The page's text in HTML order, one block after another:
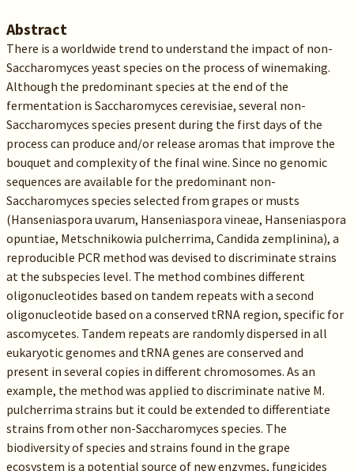
Abstract
There is a worldwide trend to understand the impact of non-
Saccharomyces yeast species on the process of winemaking.
Although the predominant species at the end of the
fermentation is Saccharomyces cerevisiae, several non-
Saccharomyces species present during the first days of the
process can produce and/or release aromas that improve the
bouquet and complexity of the final wine. Since no genomic
sequences are available for the predominant non-
Saccharomyces species selected from grapes or musts
(Hanseniaspora uvarum, Hanseniaspora vineae, Hanseniaspora
opuntiae, Metschnikowia pulcherrima, Candida zemplinina), a
reproducible PCR method was devised to discriminate strains
at the subspecies level. The method combines different
oligonucleotides based on tandem repeats with a second
oligonucleotide based on a conserved tRNA region, specific for
ascomycetes. Tandem repeats are randomly dispersed in all
eukaryotic genomes and tRNA genes are conserved and
present in several copies in different chromosomes. As an
example, the method was applied to discriminate native M.
pulcherrima strains but it could be extended to differentiate
strains from other non-Saccharomyces species. The
biodiversity of species and strains found in the grape
ecosystem is a potential source of new enzymes, fungicides